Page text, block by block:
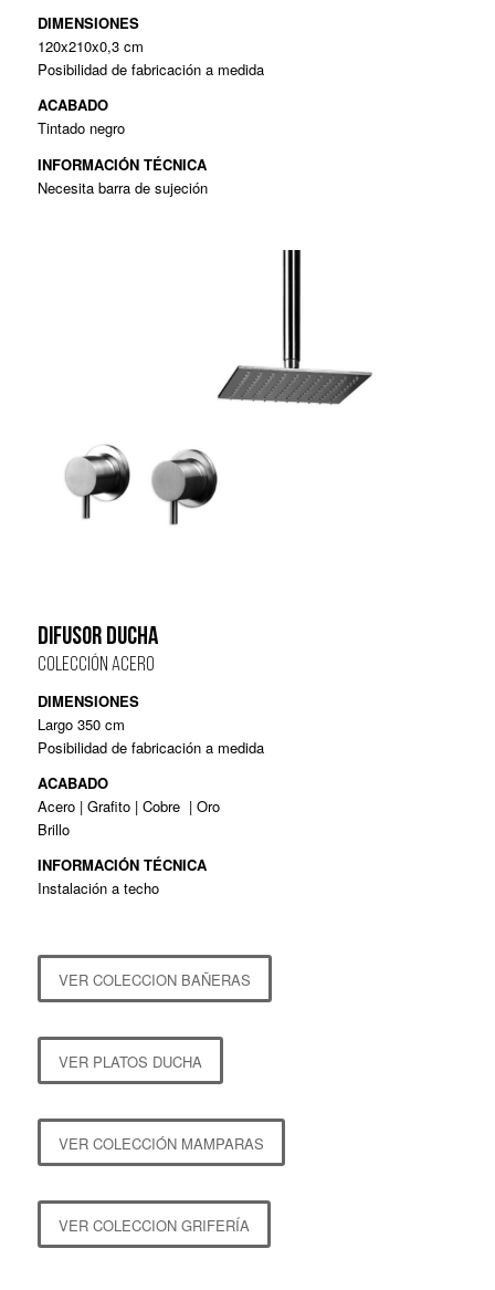
DIMENSIONES
120x210x0,3 cm
Posibilidad de fabricación a medida
ACABADO
Tintado negro
INFORMACIÓN TÉCNICA
Necesita barra de sujeción
DIFUSOR DUCHA
COLECCIÓN ACERO
DIMENSIONES
Largo 350 cm
Posibilidad de fabricación a medida
ACABADO
Acero | Grafito | Cobre | Oro
Brillo
INFORMACIÓN TÉCNICA
Instalación a techo
VER COLECCION BAÑERAS
VER PLATOS DUCHA
VER COLECCIÓN MAMPARAS
VER COLECCION GRIFERÍA